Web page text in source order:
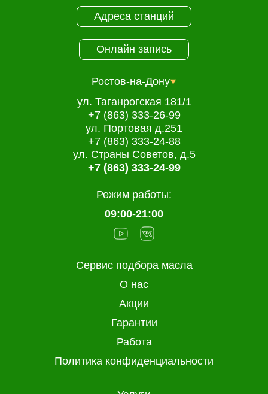
Сервис подбора масла
О нас
Акции
Гарантии
Работа
Политика конфиденциальности
Адреса станций
Онлайн запись
Ростов-на-Дону
ул. Таганрогская 181/1
+7 (863) 333-26-99
ул. Портовая д.251
+7 (863) 333-24-88
ул. Страны Советов, д.5
+7 (863) 333-24-99
Режим работы:
09:00-21:00
История обслуживания
Номер телефона